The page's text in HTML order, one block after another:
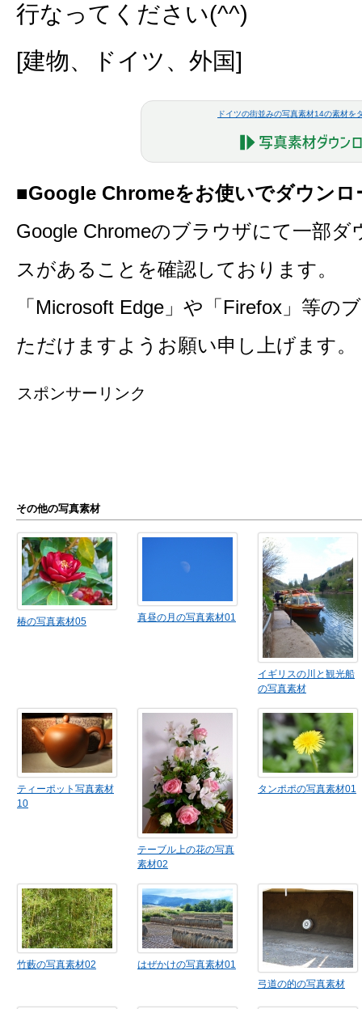
行なってください(^^)
[建物、ドイツ、外国]
ドイツの街並みの写真素材14の素材を
■Google Chromeをお使いでダウンロ
Google Chromeのブラウザにて一部
スがあることを確認しております。
「Microsoft Edge」や「Firefox」等の
ただけますようお願い申し上げます。
スポンサーリンク
その他の写真素材
椿の写真素材05 真昼の月の写真素材01
イギリスの川と観光船
の写真素材
ティーポット写真素材
10
テーブル上の花の写真
素材02
タンポポの写真素材01
竹藪の写真素材02
はぜかけの写真素材01
弓道の的の写真素材